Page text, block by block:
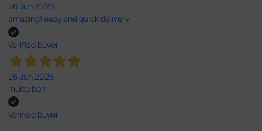
26 Jun 2026
amazing! easy and quick delivery
Verified buyer
26 Jun 2026
muito bom
Verified buyer